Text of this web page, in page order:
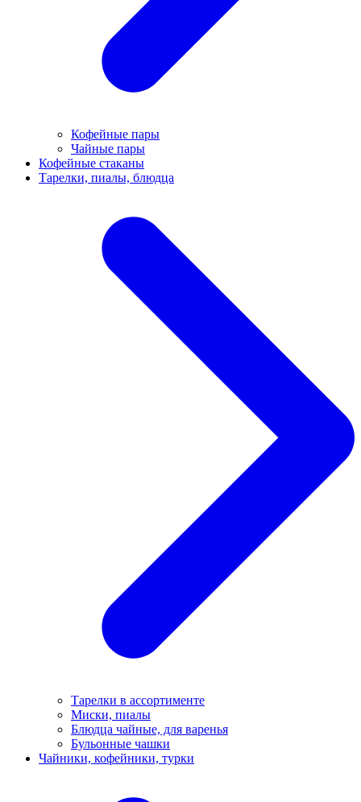
Кофейные пары
Чайные пары
Кофейные стаканы
Тарелки, пиалы, блюдца
Тарелки в ассортименте
Миски, пиалы
Блюдца чайные, для варенья
Бульонные чашки
Чайники, кофейники, турки